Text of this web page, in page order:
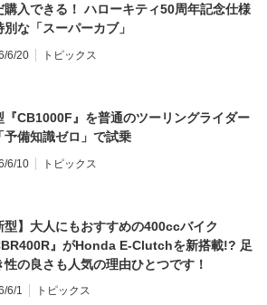
購入できる！ ハローキティ50周年記念仕様
別な「スーパーカブ」
6/20 トピックス
『CB1000F』を普通のツーリングライダー
予備知識ゼロ」で試乗
6/10 トピックス
型】大人にもおすすめの400ccバイク
』がHonda E-Clutchを新搭載!? 足
性の良さも人気の理由ひとつです！
6/1 トピックス